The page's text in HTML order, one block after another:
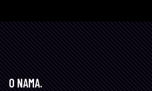
O NAMA.